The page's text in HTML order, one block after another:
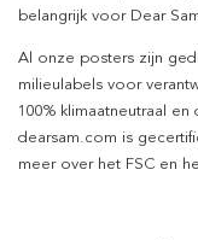
belangrijk voor Dear
Al onze posters zijn
milieulabels voor
100% klimaatneutraal
dearsam.com is
meer over het FSC en